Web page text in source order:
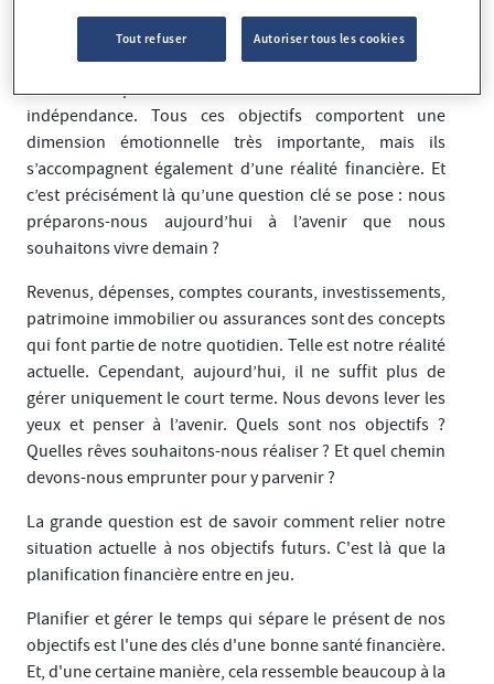
enthousiasme : acheter une maison, fonder une famille,
se lancer dans un projet, voyager davantage, aider nos
enfants ou prendre sa retraite en toute sérénité et
indépendance. Tous ces objectifs comportent une
dimension émotionnelle très importante, mais ils
s’accompagnent également d’une réalité financière. Et
c’est précisément là qu’une question clé se pose : nous
préparons-nous aujourd’hui à l’avenir que nous
souhaitons vivre demain ?
Revenus, dépenses, comptes courants, investissements,
patrimoine immobilier ou assurances sont des concepts
qui font partie de notre quotidien. Telle est notre réalité
actuelle. Cependant, aujourd’hui, il ne suffit plus de
gérer uniquement le court terme. Nous devons lever les
yeux et penser à l’avenir. Quels sont nos objectifs ?
Quelles rêves souhaitons-nous réaliser ? Et quel chemin
devons-nous emprunter pour y parvenir ?
La grande question est de savoir comment relier notre
situation actuelle à nos objectifs futurs. C'est là que la
planification financière entre en jeu.
Planifier et gérer le temps qui sépare le présent de nos
objectifs est l'une des clés d'une bonne santé financière.
Et, d'une certaine manière, cela ressemble beaucoup à la
Tout refuser Autoriser tous les cookies